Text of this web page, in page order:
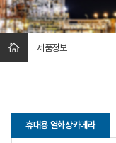
제품정보
휴대용 열화상카메라